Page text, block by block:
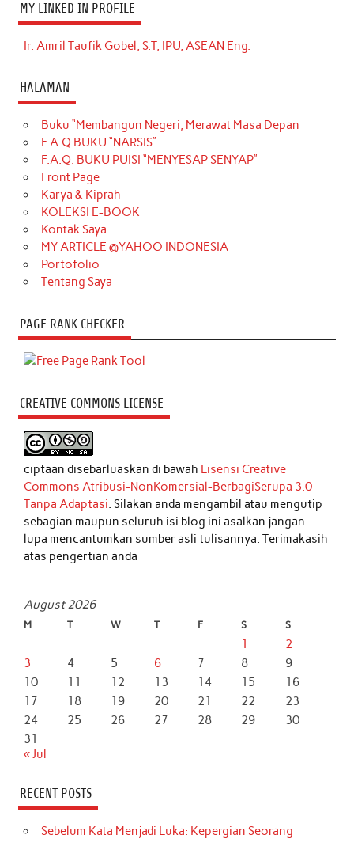
MY LINKED IN PROFILE
Ir. Amril Taufik Gobel, S.T, IPU, ASEAN Eng.
HALAMAN
Buku “Membangun Negeri, Merawat Masa Depan
F.A.Q BUKU “NARSIS”
F.A.Q. BUKU PUISI “MENYESAP SENYAP”
Front Page
Karya & Kiprah
KOLEKSI E-BOOK
Kontak Saya
MY ARTICLE @YAHOO INDONESIA
Portofolio
Tentang Saya
PAGE RANK CHECKER
CREATIVE COMMONS LICENSE
ciptaan disebarluaskan di bawah Lisensi Creative
Commons Atribusi-NonKomersial-BerbagiSerupa 3.0
Tanpa Adaptasi. Silakan anda mengambil atau mengutip
sebagian maupun seluruh isi blog ini asalkan jangan
lupa mencantumkan sumber asli tulisannya. Terimakasih
atas pengertian anda
August 2026
M T W T F S S
1
2
3
4 5 6 7 8
9
10
11 12 13 14 15
16
17
18 19 20 21 22
23
24
25 26 27 28 29
30
31
« Jul
RECENT POSTS
Sebelum Kata Menjadi Luka: Kepergian Seorang